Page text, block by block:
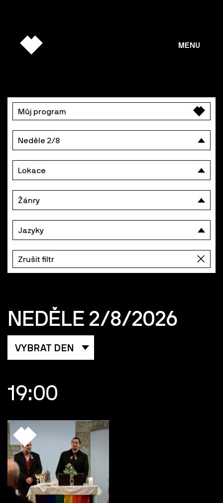
MENU
PROGRAM
Můj program
Neděle 2/8
Lokace
Žánry
Jazyky
Zrušit filtr
NEDĚLE 2/8/2026
VYBRAT DEN
19:00